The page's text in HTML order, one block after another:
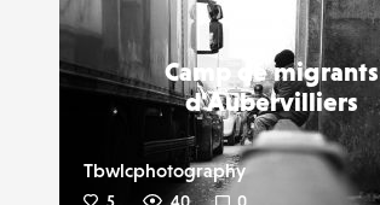
Camp de migrants
d'Aubervilliers
Tbwlcphotography